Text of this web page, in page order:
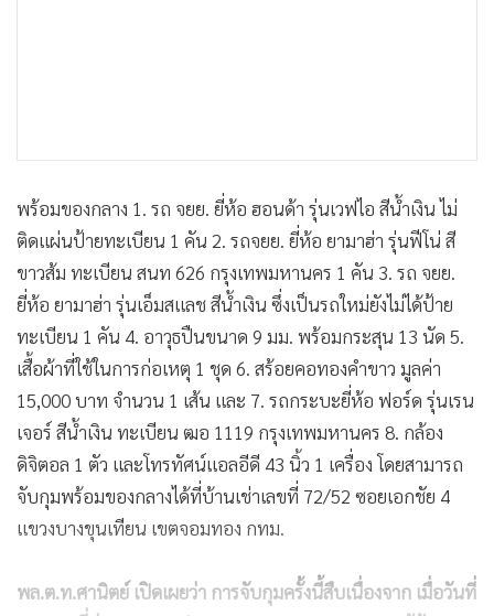
พร้อมของกลาง 1. รถ จยย. ยี่ห้อ ฮอนด้า รุ่นเวฟไอ สีน้ำเงิน ไม่
ติดแผ่นป้ายทะเบียน 1 คัน 2. รถจยย. ยี่ห้อ ยามาฮ่า รุ่นฟีโน่ สี
ขาวส้ม ทะเบียน สนท 626 กรุงเทพมหานคร 1 คัน 3. รถ จยย.
ยี่ห้อ ยามาฮ่า รุ่นเอ็มสแลช สีน้ำเงิน ซึ่งเป็นรถใหม่ยังไม่ได้ป้าย
ทะเบียน 1 คัน 4. อาวุธปืนขนาด 9 มม. พร้อมกระสุน 13 นัด 5.
เสื้อผ้าที่ใช้ในการก่อเหตุ 1 ชุด 6. สร้อยคอทองคำขาว มูลค่า
15,000 บาท จำนวน 1 เส้น และ 7. รถกระบะยี่ห้อ ฟอร์ด รุ่นเรน
เจอร์ สีน้ำเงิน ทะเบียน ฒอ 1119 กรุงเทพมหานคร 8. กล้อง
ดิจิตอล 1 ตัว และโทรทัศน์แอลอีดี 43 นิ้ว 1 เครื่อง โดยสามารถ
จับกุมพร้อมของกลางได้ที่บ้านเช่าเลขที่ 72/52 ซอยเอกชัย 4
แขวงบางขุนเทียน เขตจอมทอง กทม.
พล.ต.ท.ศานิตย์ เปิดเผยว่า การจับกุมครั้งนี้สืบเนื่องจาก เมื่อวันที่